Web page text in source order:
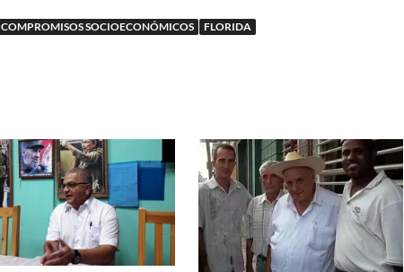
COMPROMISOS SOCIOECONÓMICOS
FLORIDA